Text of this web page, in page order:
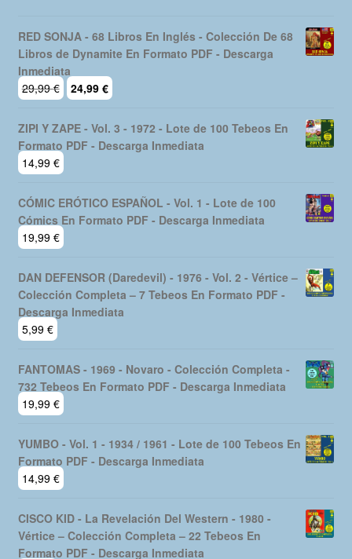
RED SONJA - 68 Libros En Inglés - Colección De 68
Libros de Dynamite En Formato PDF - Descarga
Inmediata
29,99€
El
precio
original
era:
24,99 €
actual
24,99 €.
ZIPI Y ZAPE - Vol. 3 - 1972 - Lote de 100 Tebeos En
Formato PDF - Descarga Inmediata
14,99 €
CÓMIC ERÓTICO ESPAÑOL - Vol. 1 - Lote de 100
Cómics En Formato PDF - Descarga Inmediata
19,99 €
DAN DEFENSOR (Daredevil) - 1976 - Vol. 2 - Vértice –
Colección Completa – 7 Tebeos En Formato PDF -
Descarga Inmediata
5,99 €
FANTOMAS - 1969 - Novaro - Colección Completa -
732 Tebeos En Formato PDF - Descarga Inmediata
19,99 €
YUMBO - Vol. 1 - 1934 / 1961 - Lote de 100 Tebeos En
Formato PDF - Descarga Inmediata
14,99 €
CISCO KID - La Revelación Del Western - 1980 -
Vértice – Colección Completa – 22 Tebeos En
Formato PDF - Descarga Inmediata